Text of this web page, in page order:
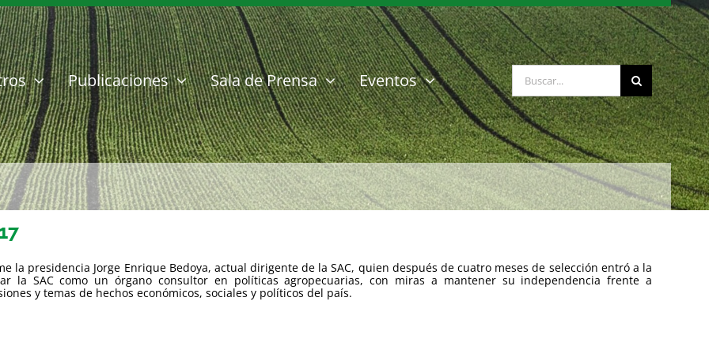
Publicaciones Sala de Prensa Eventos Buscar:
la presidencia Jorge Enrique Bedoya, actual dirigente de la SAC, quien después de cuatro meses de selección entró a la
la SAC como un órgano consultor en políticas agropecuarias, con miras a mantener su independencia frente a
y temas de hechos económicos, sociales y políticos del país.